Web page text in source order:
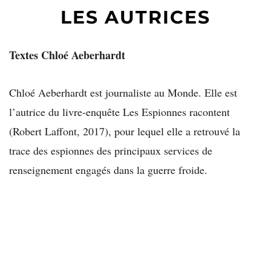
LES AUTRICES
Textes Chloé Aeberhardt
Chloé Aeberhardt est journaliste au Monde. Elle est
l’autrice du livre-enquête Les Espionnes racontent
(Robert Laffont, 2017), pour lequel elle a retrouvé la
trace des espionnes des principaux services de
renseignement engagés dans la guerre froide.